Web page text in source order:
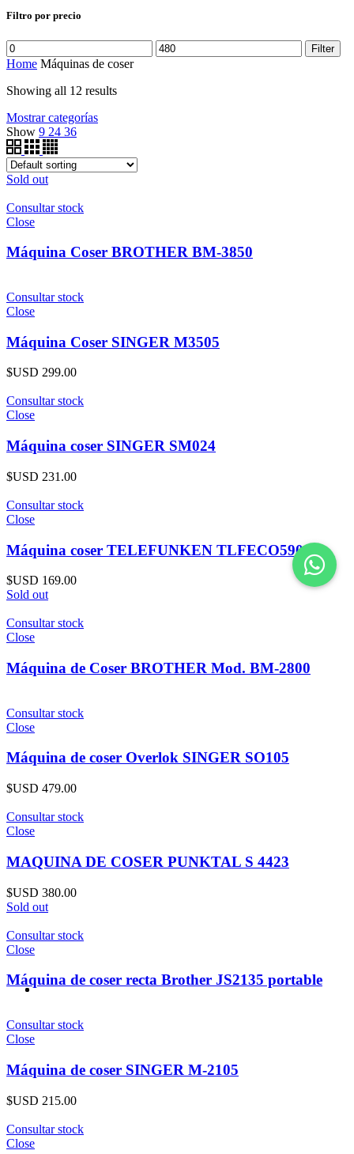
Filtro por precio
Filter
Home Máquinas de coser
Showing all 12 results
Mostrar categorías
Show 9 24 36
Sold out
Consultar stock
Close
Máquina Coser BROTHER BM-3850
Consultar stock
Close
Máquina Coser SINGER M3505
$USD 299.00
Consultar stock
Close
Máquina coser SINGER SM024
$USD 231.00
Consultar stock
Close
Máquina coser TELEFUNKEN TLFECO590
$USD 169.00
Sold out
Consultar stock
Close
Máquina de Coser BROTHER Mod. BM-2800
Consultar stock
Close
Máquina de coser Overlok SINGER SO105
$USD 479.00
Consultar stock
Close
MAQUINA DE COSER PUNKTAL S 4423
$USD 380.00
Sold out
Consultar stock
Close
Máquina de coser recta Brother JS2135 portable
Consultar stock
Close
Máquina de coser SINGER M-2105
$USD 215.00
Consultar stock
Close